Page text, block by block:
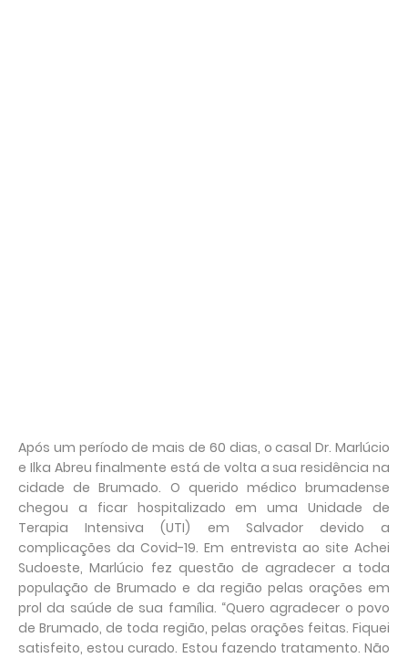
Após um período de mais de 60 dias, o casal Dr. Marlúcio
e Ilka Abreu finalmente está de volta a sua residência na
cidade de Brumado. O querido médico brumadense
chegou a ficar hospitalizado em uma Unidade de
Terapia Intensiva (UTI) em Salvador devido a
complicações da Covid-19. Em entrevista ao site Achei
Sudoeste, Marlúcio fez questão de agradecer a toda
população de Brumado e da região pelas orações em
prol da saúde de sua família. “Quero agradecer o povo
de Brumado, de toda região, pelas orações feitas. Fiquei
satisfeito, estou curado. Estou fazendo tratamento. Não